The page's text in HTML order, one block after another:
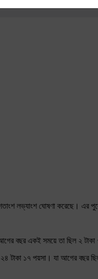
শতাংশ লভ্যাংশ ঘোষণা করেছে।
বছর একই সময়ে তা ছিল ২ টাকা
টাকা ১৭ পয়সা। যা আগের